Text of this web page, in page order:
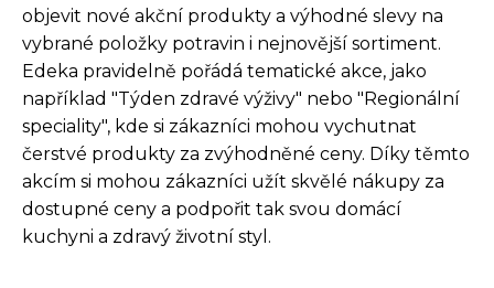
objevit nové akční produkty a výhodné slevy na
vybrané položky potravin i nejnovější sortiment.
Edeka pravidelně pořádá tematické akce, jako
například "Týden zdravé výživy" nebo "Regionální
speciality", kde si zákazníci mohou vychutnat
čerstvé produkty za zvýhodněné ceny. Díky těmto
akcím si mohou zákazníci užít skvělé nákupy za
dostupné ceny a podpořit tak svou domácí
kuchyni a zdravý životní styl.